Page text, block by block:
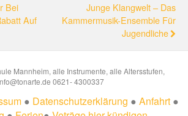
Bei
Auf
Junge Klangwelt – Das
Kammermusik-Ensemble Für
Jugendliche
Mannheim, alle Instrumente, alle Altersstufen,
0621- 4300337
● Datenschutzerklärung ● Anfahrt ●